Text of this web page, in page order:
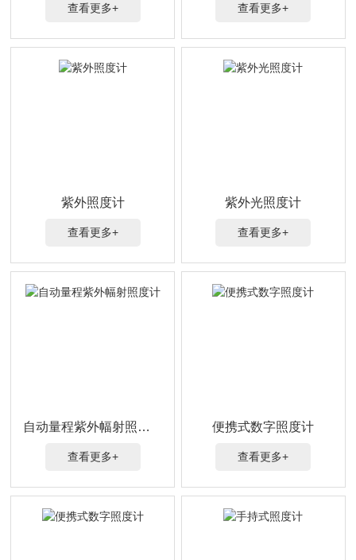
查看更多+ 查看更多+
紫外照度计
查看更多+
紫外光照度计
查看更多+
自动量程紫外幅射照度计
查看更多+
便携式数字照度计
查看更多+